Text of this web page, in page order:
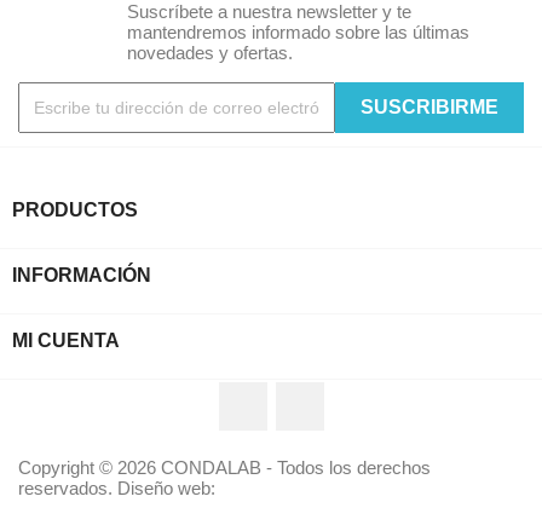
Suscríbete a nuestra newsletter y te
mantendremos informado sobre las últimas
novedades y ofertas.
PRODUCTOS
INFORMACIÓN
MI CUENTA
Copyright © 2026 CONDALAB - Todos los derechos
reservados. Diseño web: